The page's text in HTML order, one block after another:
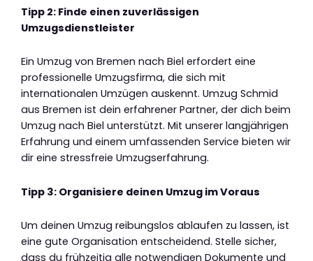
Tipp 2: Finde einen zuverlässigen
Umzugsdienstleister
Ein Umzug von Bremen nach Biel erfordert eine
professionelle Umzugsfirma, die sich mit
internationalen Umzügen auskennt. Umzug Schmid
aus Bremen ist dein erfahrener Partner, der dich beim
Umzug nach Biel unterstützt. Mit unserer langjährigen
Erfahrung und einem umfassenden Service bieten wir
dir eine stressfreie Umzugserfahrung.
Tipp 3: Organisiere deinen Umzug im Voraus
Um deinen Umzug reibungslos ablaufen zu lassen, ist
eine gute Organisation entscheidend. Stelle sicher,
dass du frühzeitig alle notwendigen Dokumente und